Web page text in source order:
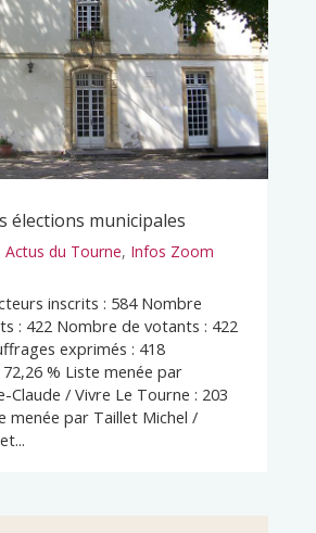
élections municipales
Actus du Tourne, Infos Zoom
inscrits : 584 Nombre
: 422 Nombre de votants : 422
exprimés : 418
% Liste menée par
Claude / Vivre Le Tourne : 203
menée par Taillet Michel /